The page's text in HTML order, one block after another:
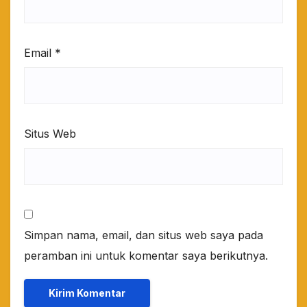
Email *
Situs Web
Simpan nama, email, dan situs web saya pada
peramban ini untuk komentar saya berikutnya.